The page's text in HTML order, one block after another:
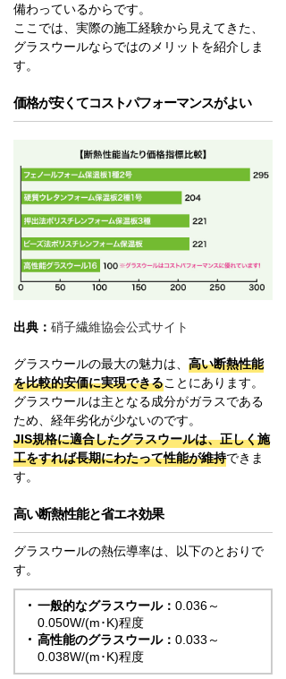
備わっているからです。
ここでは、実際の施工経験から見えてきた、
グラスウールならではのメリットを紹介しま
す。
価格が安くてコストパフォーマンスがよい
出典： 硝子繊維協会公式サイト
グラスウールの最大の魅力は、 高い断熱性能
を比較的安価に実現できることにあります。
グラスウールは主となる成分がガラスである
ため、経年劣化が少ないのです。
JIS規格に適合したグラスウールは、正しく施
工をすれば長期にわたって性能が維持できま
す。
高い断熱性能と省エネ効果
グラスウールの熱伝導率は、以下のとおりで
す。
一般的なグラスウール： 0.036～
0.050W/(m･K)程度
高性能のグラスウール： 0.033～
0.038W/(m･K)程度